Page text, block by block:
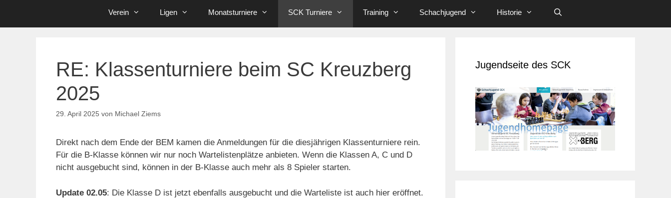
Verein Ligen Monatsturniere SCK Turniere Training Schachjugend Historie
RE: Klassenturniere beim SC Kreuzberg
2025
29. April 2025 von Michael Ziems
Direkt nach dem Ende der BEM kamen die Anmeldungen für die diesjährigen Klassenturniere rein.
Für die B-Klasse können wir nur noch Wartelistenplätze anbieten. Wenn die Klassen A, C und D
nicht ausgebucht sind, können in der B-Klasse auch mehr als 8 Spieler starten.
Update 02.05: Die Klasse D ist jetzt ebenfalls ausgebucht und die Warteliste ist auch hier eröffnet.
Jugendseite des SCK